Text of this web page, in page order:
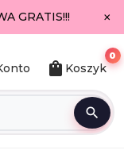
GRATIS!!! ×
search
shopping_bag Koszyk
0